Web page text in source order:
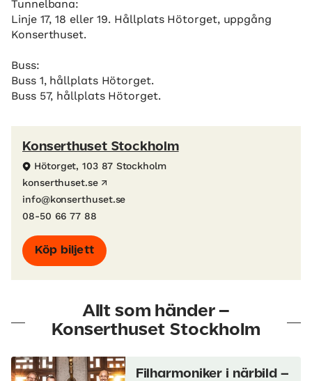
Tunnelbana:
Linje 17, 18 eller 19. Hållplats Hötorget, uppgång
Konserthuset.
Buss:
Buss 1, hållplats Hötorget.
Buss 57, hållplats Hötorget.
Konserthuset Stockholm
Hötorget, 103 87 Stockholm
konserthuset.se
info@konserthuset.se
08-50 66 77 88
Köp biljett
Allt som händer –
Konserthuset Stockholm
Filharmoniker i närbild –